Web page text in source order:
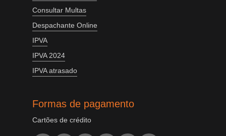
Consultar Multas
Despachante Online
IPVA
IPVA 2024
IPVA atrasado
Formas de pagamento
Cartões de crédito